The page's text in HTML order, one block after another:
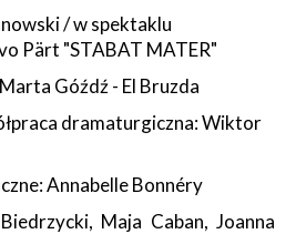
/ w spektaklu
Pärt "STABAT MATER"
Góźdź - El Bruzda
dramaturgiczna: Wiktor
Annabelle Bonnéry
Maja Caban, Joanna